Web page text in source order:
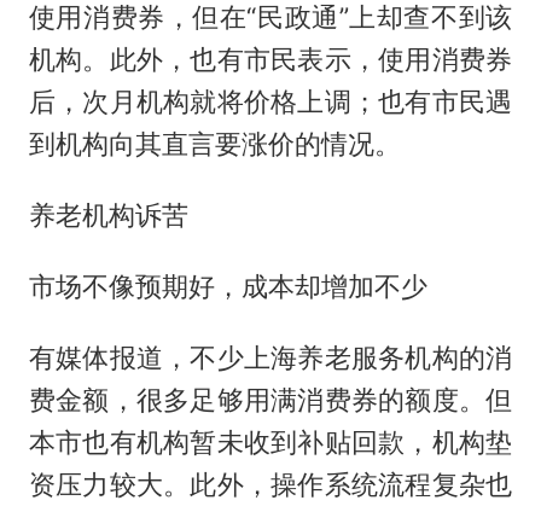
使用消费券，但在“民政通”上却查不到该
机构。此外，也有市民表示，使用消费券
后，次月机构就将价格上调；也有市民遇
到机构向其直言要涨价的情况。
养老机构诉苦
市场不像预期好，成本却增加不少
有媒体报道，不少上海养老服务机构的消
费金额，很多足够用满消费券的额度。但
本市也有机构暂未收到补贴回款，机构垫
资压力较大。此外，操作系统流程复杂也